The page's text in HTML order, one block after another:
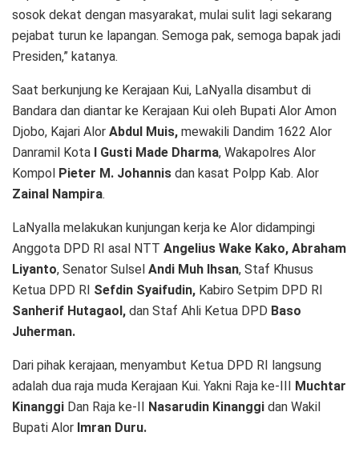
sosok dekat dengan masyarakat, mulai sulit lagi sekarang
pejabat turun ke lapangan. Semoga pak, semoga bapak jadi
Presiden,” katanya.
Saat berkunjung ke Kerajaan Kui, LaNyalla disambut di
Bandara dan diantar ke Kerajaan Kui oleh Bupati Alor Amon
Djobo, Kajari Alor Abdul Muis, mewakili Dandim 1622 Alor
Danramil Kota I Gusti Made Dharma, Wakapolres Alor
Kompol Pieter M. Johannis dan kasat Polpp Kab. Alor
Zainal Nampira.
LaNyalla melakukan kunjungan kerja ke Alor didampingi
Anggota DPD RI asal NTT Angelius Wake Kako, Abraham
Liyanto, Senator Sulsel Andi Muh Ihsan, Staf Khusus
Ketua DPD RI Sefdin Syaifudin, Kabiro Setpim DPD RI
Sanherif Hutagaol, dan Staf Ahli Ketua DPD Baso
Juherman.
Dari pihak kerajaan, menyambut Ketua DPD RI langsung
adalah dua raja muda Kerajaan Kui. Yakni Raja ke-III Muchtar
Kinanggi Dan Raja ke-II Nasarudin Kinanggi dan Wakil
Bupati Alor Imran Duru.